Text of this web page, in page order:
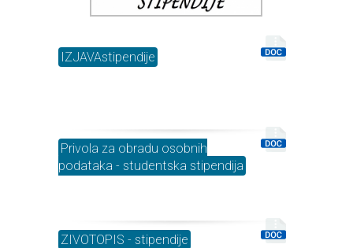
IZJAVAstipendije
Privola za obradu osobnih
podataka - studentska stipendija
ZIVOTOPIS - stipendije